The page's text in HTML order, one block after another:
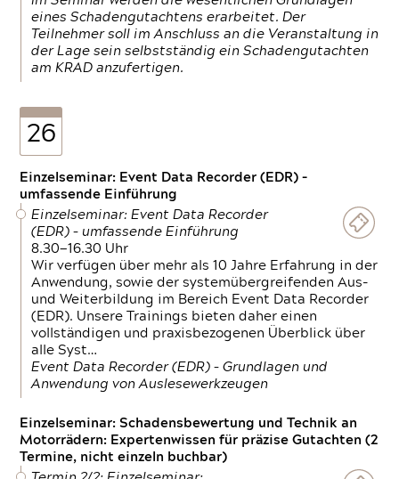
eines Schadengutachtens erarbeitet. Der
Teilnehmer soll im Anschluss an die Veranstaltung in
der Lage sein selbstständig ein Schadengutachten
am KRAD anzufertigen.
26
Einzelseminar: Event Data Recorder (EDR) –
umfassende Einführung
Einzelseminar: Event Data Recorder
(EDR) – umfassende Einführung
8.30—16.30 Uhr
Wir verfügen über mehr als 10 Jahre Erfahrung in der
Anwendung, sowie der systemübergreifenden Aus-
und Weiterbildung im Bereich Event Data Recorder
(EDR). Unsere Trainings bieten daher einen
vollständigen und praxisbezogenen Überblick über
alle Syst…
Event Data Recorder (EDR) – Grundlagen und
Anwendung von Auslesewerkzeugen
Einzelseminar: Schadensbewertung und Technik an
Motorrädern: Expertenwissen für präzise Gutachten (2
Termine, nicht einzeln buchbar)